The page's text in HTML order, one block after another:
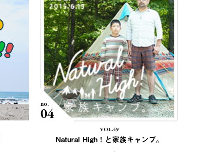
no.
04
VOL.49
Natural High！と家族キャンプ。